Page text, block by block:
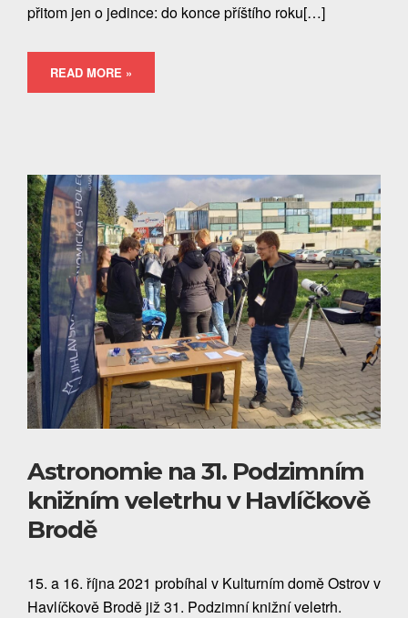
přitom jen o jedince: do konce příštího roku[…]
READ MORE »
Astronomie na 31. Podzimním
knižním veletrhu v Havlíčkově
Brodě
15. a 16. října 2021 probíhal v Kulturním domě Ostrov v
Havlíčkově Brodě již 31. Podzimní knižní veletrh.